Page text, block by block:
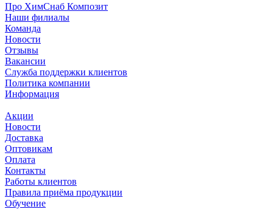
Про ХимСнаб Композит
Наши филиалы
Команда
Новости
Отзывы
Вакансии
Служба поддержки клиентов
Политика компании
Информация
Акции
Новости
Доставка
Оптовикам
Оплата
Контакты
Работы клиентов
Правила приёма продукции
Обучение